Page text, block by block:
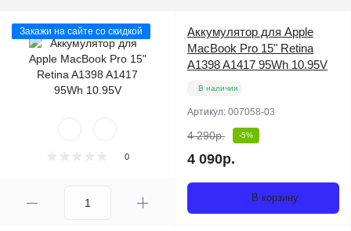
Закажи на сайте со скидкой
0
Аккумулятор для Apple
MacBook Pro 15" Retina
A1398 A1417 95Wh 10.95V
В наличии
Артикул: 007058-03
4 290р. -5%
4 090р.
В корзину